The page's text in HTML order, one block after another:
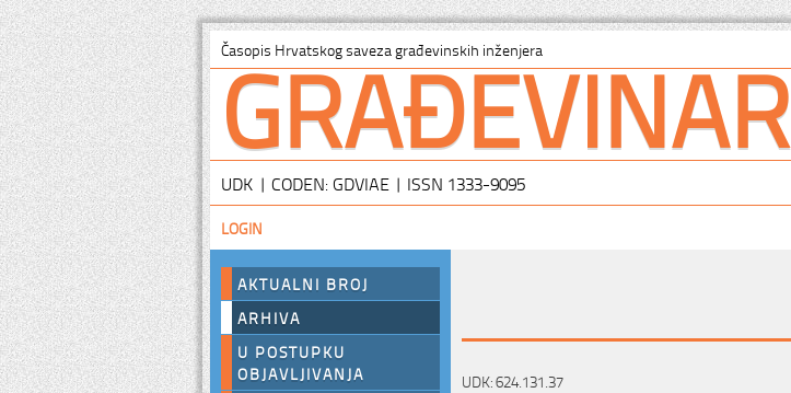
Časopis Hrvatskog saveza građevinskih inženjera
GRAĐEVINAR
UDK | CODEN: GDVIAE | ISSN 1333-9095
LOGIN
AKTUALNI BROJ
ARHIVA
U POSTUPKU
OBJAVLJIVANJA
UDK: 624.131.37